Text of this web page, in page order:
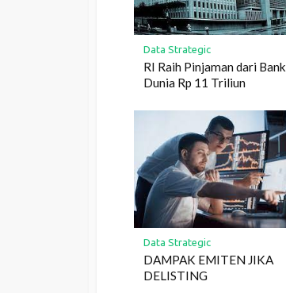
Data Strategic
RI Raih Pinjaman dari Bank
Dunia Rp 11 Triliun
Data Strategic
DAMPAK EMITEN JIKA
DELISTING